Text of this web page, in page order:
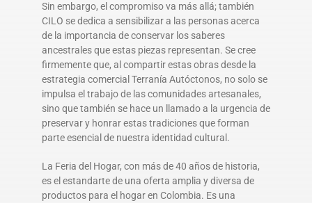
Sin embargo, el compromiso va más allá; también
CILO se dedica a sensibilizar a las personas acerca
de la importancia de conservar los saberes
ancestrales que estas piezas representan. Se cree
firmemente que, al compartir estas obras desde la
estrategia comercial Terranía Autóctonos, no solo se
impulsa el trabajo de las comunidades artesanales,
sino que también se hace un llamado a la urgencia de
preservar y honrar estas tradiciones que forman
parte esencial de nuestra identidad cultural.
La Feria del Hogar, con más de 40 años de historia,
es el estandarte de una oferta amplia y diversa de
productos para el hogar en Colombia. Es una